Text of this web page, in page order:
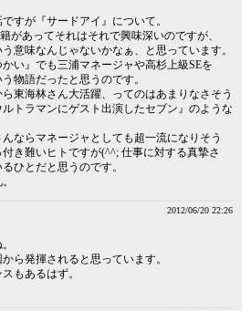
すが『サードアイ』について。
があってそれはそれで興味深いのですが、
意味なんじゃないかなぁ、と思っています。
かい』でも三浦マネージャや高杉上級SEを
物語だったと思うのです。
東海林さん大活躍、ってのはあまりなさそう
トラマンにゲスト出演したセブン』のような
ならマネージャとしても超一流になりそう
き難いヒトですが(^^; 仕事に対する真摯さ
ひとだと思うのです。
2012/06/20 22:26
ら発揮されると思っています。
もあるはず。